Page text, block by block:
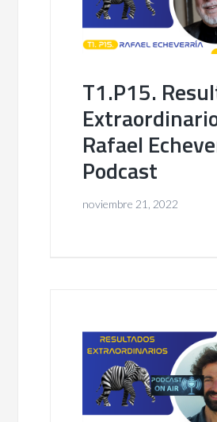
T1.P15.
Rafael
Podcast
noviembre 21, 2022